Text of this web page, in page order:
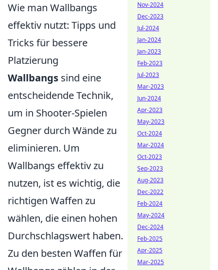
Wie man Wallbangs
effektiv nutzt: Tipps und
Tricks für bessere
Platzierung
Wallbangs sind eine
entscheidende Technik,
um in Shooter-Spielen
Gegner durch Wände zu
eliminieren. Um
Wallbangs effektiv zu
nutzen, ist es wichtig, die
richtigen Waffen zu
wählen, die einen hohen
Durchschlagswert haben.
Zu den besten Waffen für
Nov-2024
Dec-2023
Jul-2024
Jan-2024
Jan-2023
Feb-2023
Jul-2023
Mar-2023
Jun-2024
Apr-2023
May-2023
Oct-2024
Mar-2024
Oct-2023
Sep-2023
Aug-2023
Dec-2022
Feb-2024
May-2024
Dec-2024
Feb-2025
Apr-2025
Mar-2025